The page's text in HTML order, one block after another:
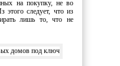
на покупку, не во
этого следует, что из
лишь то, что не